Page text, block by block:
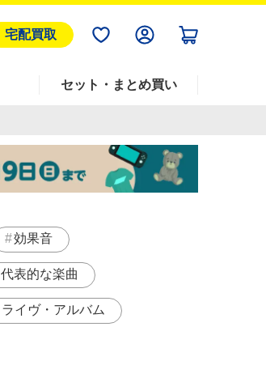
宅配買取
セット・まとめ買い
効果音
代表的な楽曲
ライヴ・アルバム